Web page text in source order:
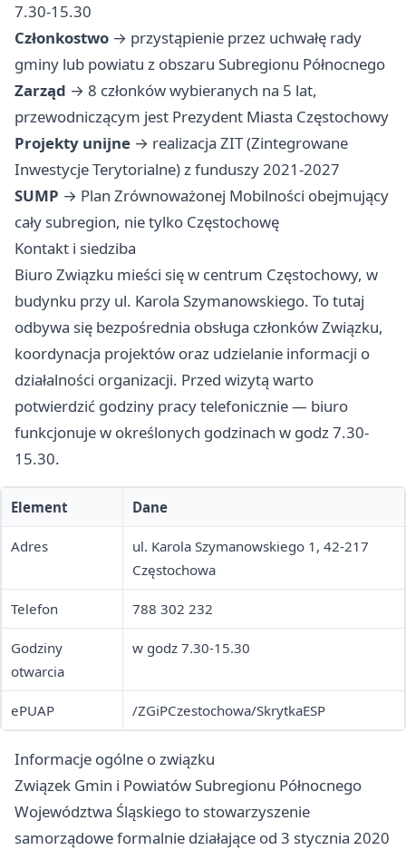
7.30-15.30
Członkostwo → przystąpienie przez uchwałę rady
gminy lub powiatu z obszaru Subregionu Północnego
Zarząd → 8 członków wybieranych na 5 lat,
przewodniczącym jest Prezydent Miasta Częstochowy
Projekty unijne → realizacja ZIT (Zintegrowane
Inwestycje Terytorialne) z funduszy 2021-2027
SUMP → Plan Zrównoważonej Mobilności obejmujący
cały subregion, nie tylko Częstochowę
Kontakt i siedziba
Biuro Związku mieści się w centrum Częstochowy, w
budynku przy ul. Karola Szymanowskiego. To tutaj
odbywa się bezpośrednia obsługa członków Związku,
koordynacja projektów oraz udzielanie informacji o
działalności organizacji. Przed wizytą warto
potwierdzić godziny pracy telefonicznie — biuro
funkcjonuje w określonych godzinach w godz 7.30-
15.30.
Element Dane
Adres
ul. Karola Szymanowskiego 1, 42-217
Częstochowa
Telefon 788 302 232
Godziny
otwarcia
w godz 7.30-15.30
ePUAP /ZGiPCzestochowa/SkrytkaESP
Informacje ogólne o związku
Związek Gmin i Powiatów Subregionu Północnego
Województwa Śląskiego to stowarzyszenie
samorządowe formalnie działające od 3 stycznia 2020